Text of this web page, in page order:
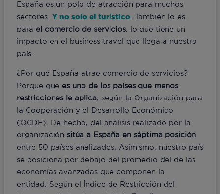
España es un polo de atracción para muchos
sectores. Y no solo el turístico. También lo es
para el comercio de servicios, lo que tiene un
impacto en el business travel que llega a nuestro
país.
¿Por qué España atrae comercio de servicios?
Porque que es uno de los países que menos
restricciones le aplica, según la Organización para
la Cooperación y el Desarrollo Económico
(OCDE). De hecho, del análisis realizado por la
organización sitúa a España en séptima posición
entre 50 países analizados. Asimismo, nuestro país
se posiciona por debajo del promedio del de las
economías avanzadas que componen la
entidad. Según el Índice de Restricción del